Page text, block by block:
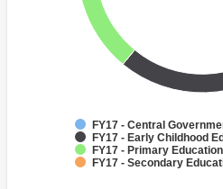
FY17 - Central
FY17 - Early Childhood
FY17 - Primary Education
FY17 - Secondary